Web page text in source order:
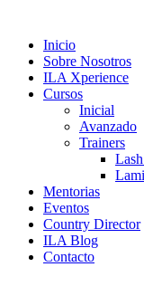
Inicio
Sobre Nosotros
ILA Xperience
Cursos
Inicial
Avanzado
Trainers
Mentorias
Eventos
Country Director
ILA Blog
Contacto